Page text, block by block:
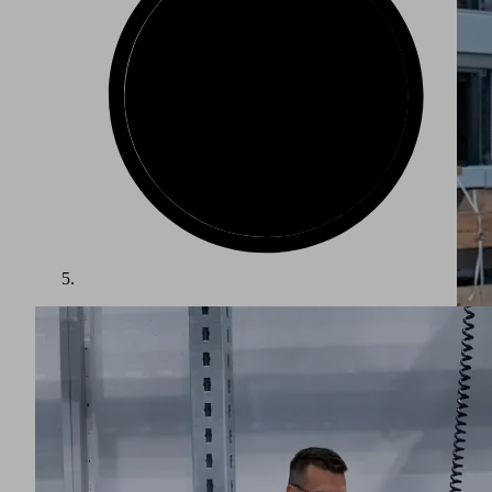
La fabrication dans l'industrie de la défense impose les plus
hautes exigences en matière de sécurité et de précision. À
mesure que les volumes de commandes augmentent, le